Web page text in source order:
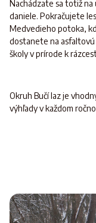
Nachádzate sa totiž na
daniele. Pokračujete
Medvedieho potoka,
dostanete na
školy v prírode k
Okruh Bučí laz je
výhľady v každom